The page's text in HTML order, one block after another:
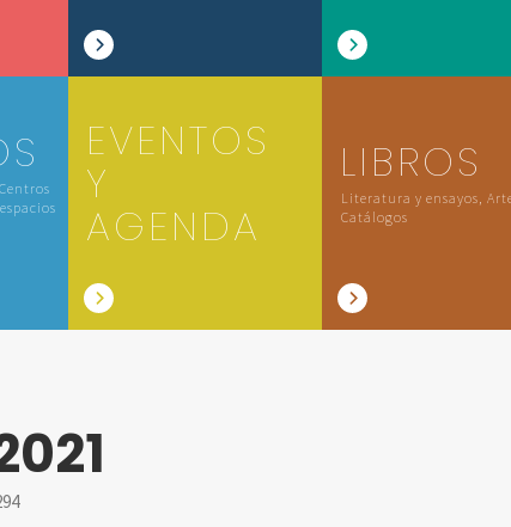
EVENTOS
Y
AGENDA
LIBROS
Literatura y ensayos,
Catálogos